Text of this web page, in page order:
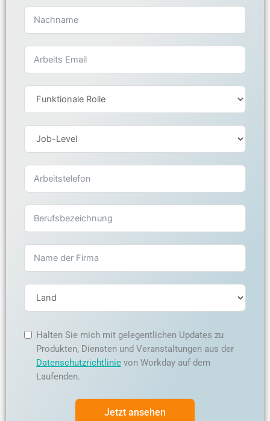
Halten Sie mich mit gelegentlichen Updates zu
Produkten, Diensten und Veranstaltungen aus der
Datenschutzrichtlinie von Workday auf dem
Laufenden.
Jetzt ansehen